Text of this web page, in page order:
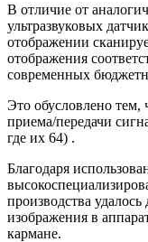
В отличие от
ультразвуковых
отображении
отображения
современных
Это обусловлено тем,
приема/передачи
где их 64) .
Благодаря
производства
изображения в
кармане.